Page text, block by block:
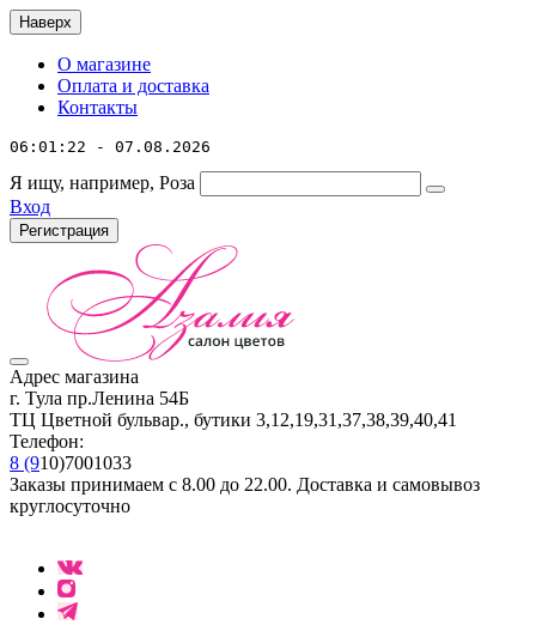
Наверх
О магазине
Оплата и доставка
Контакты
06:01:22 - 07.08.2026
Я ищу, например, Роза
Вход
Регистрация
Адрес магазина
г. Тула пр.Ленина 54Б
ТЦ Цветной бульвар., бутики 3,12,19,31,37,38,39,40,41
Телефон:
8 (910)7001033
Заказы принимаем с 8.00 до 22.00. Доставка и самовывоз
круглосуточно